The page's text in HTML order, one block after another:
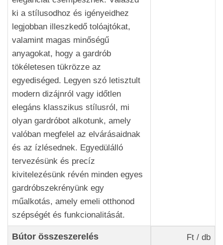
ki a stílusodhoz és igényeidhez
legjobban illeszkedő tolóajtókat,
valamint magas minőségű
anyagokat, hogy a gardrób
tökéletesen tükrözze az
egyediséged. Legyen szó letisztult
modern dizájnról vagy időtlen
elegáns klasszikus stílusról, mi
olyan gardróbot alkotunk, amely
valóban megfelel az elvárásaidnak
és az ízlésednek. Egyedülálló
tervezésünk és precíz
kivitelezésünk révén minden egyes
gardróbszekrényünk egy
műalkotás, amely emeli otthonod
szépségét és funkcionalitását.
Bútor összeszerelés Ft / db